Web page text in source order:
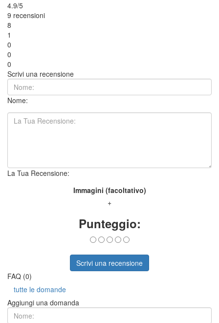
4.9/5
9 recensioni
8
1
0
0
0
Scrivi una recensione
Nome:
La Tua Recensione:
Immagini (facoltativo)
+
Punteggio:
Scrivi una recensione
FAQ (0)
tutte le domande
Aggiungi una domanda